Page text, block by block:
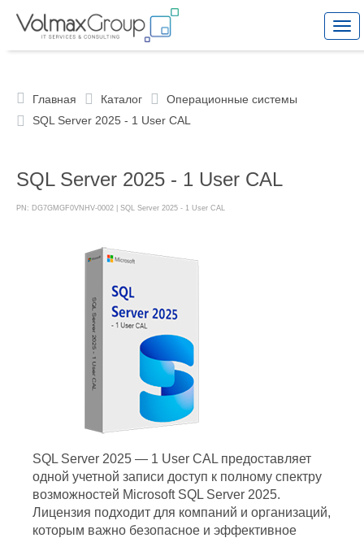
Главная Каталог
Операционные системы
SQL Server 2025 - 1 User CAL
SQL Server 2025 - 1 User CAL
PN: DG7GMGF0VNHV-0002 | SQL Server 2025 - 1 User CAL
SQL Server 2025 — 1 User CAL предоставляет
одной учетной записи доступ к полному спектру
возможностей Microsoft SQL Server 2025.
Лицензия подходит для компаний и организаций,
которым важно безопасное и эффективное